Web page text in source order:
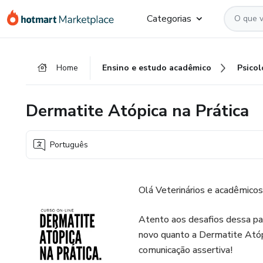
para
para
para
Categorias
Home Ensino e estudo acadêmico
Dermatite Atópica na Prática
Português
Olá Veterinários e
Atento aos desafios dessa
novo quanto a Dermatite
comunicação assertiva!